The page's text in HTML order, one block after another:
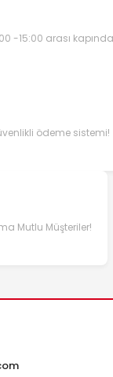
-15:00 arası
ödeme sistemi!
Mutlu Müşteriler!